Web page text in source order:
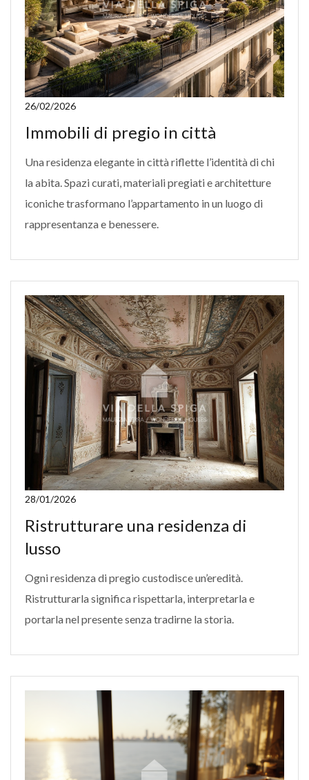
26/02/2026
Immobili di pregio in città
Una residenza elegante in città riflette l’identità di chi
la abita. Spazi curati, materiali pregiati e architetture
iconiche trasformano l’appartamento in un luogo di
rappresentanza e benessere.
28/01/2026
Ristrutturare una residenza di
lusso
Ogni residenza di pregio custodisce un’eredità.
Ristrutturarla significa rispettarla, interpretarla e
portarla nel presente senza tradirne la storia.